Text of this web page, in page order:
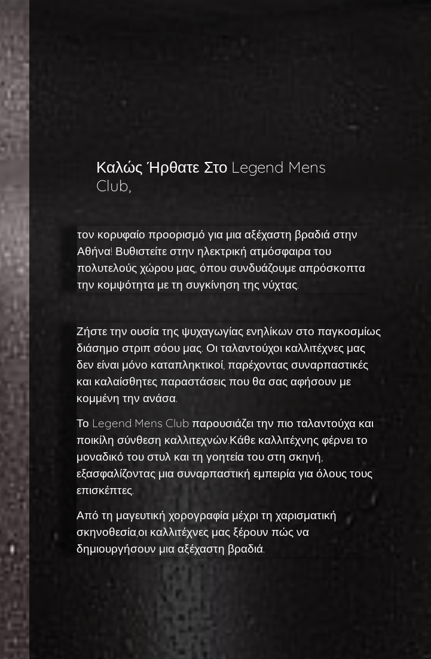
Καλώς Ήρθατε Στο Legend Mens
Club,
τον κορυφαίο προορισμό για μια αξέχαστη βραδιά στην
Αθήνα! Βυθιστείτε στην ηλεκτρική ατμόσφαιρα του
πολυτελούς χώρου μας, όπου συνδυάζουμε απρόσκοπτα
την κομψότητα με τη συγκίνηση της νύχτας.
Ζήστε την ουσία της ψυχαγωγίας ενηλίκων στο παγκοσμίως
διάσημο στριπ σόου μας. Οι ταλαντούχοι καλλιτέχνες μας
δεν είναι μόνο καταπληκτικοί, παρέχοντας συναρπαστικές
και καλαίσθητες παραστάσεις που θα σας αφήσουν με
κομμένη την ανάσα.
Το Legend Mens Club παρουσιάζει την πιο ταλαντούχα και
ποικίλη σύνθεση καλλιτεχνών.Κάθε καλλιτέχνης φέρνει το
μοναδικό του στυλ και τη γοητεία του στη σκηνή,
εξασφαλίζοντας μια συναρπαστική εμπειρία για όλους τους
επισκέπτες.
Από τη μαγευτική χορογραφία μέχρι τη χαρισματική
σκηνοθεσία,οι καλλιτέχνες μας ξέρουν πώς να
δημιουργήσουν μια αξέχαστη βραδιά.